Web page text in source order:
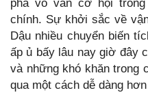
phá vô vàn cơ hội
chính. Sự khởi sắc về
Dậu nhiều chuyển biến
ấp ủ bấy lâu nay giờ đây
và những khó khăn trong
qua một cách dễ dàng